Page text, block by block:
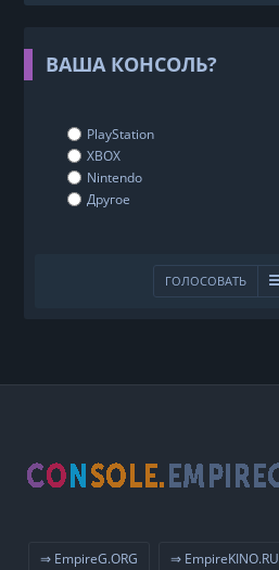
ВАША КОНСОЛЬ?
PlayStation
XBOX
Nintendo
Другое
ГОЛОСОВАТЬ
⇒ EmpireG.ORG ⇒ EmpireKINO.RU